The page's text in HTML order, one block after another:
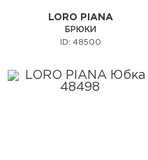
LORO PIANA
БРЮКИ
ID: 48500